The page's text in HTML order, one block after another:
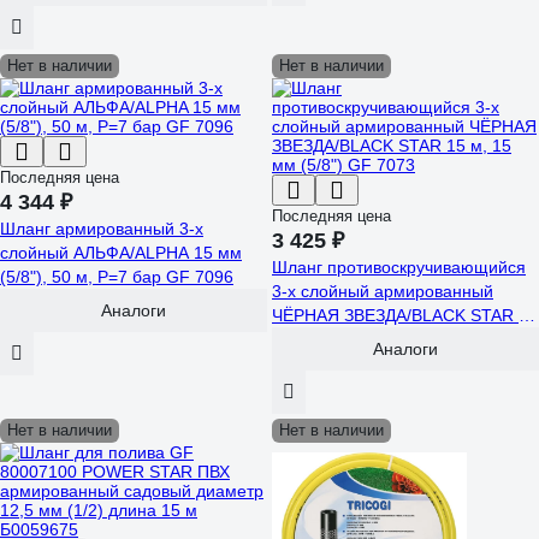
Нет в наличии
Последняя цена
4 344 ₽
Шланг армированный 3-х
слойный АЛЬФА/ALPHA 15 мм
(5/8"), 50 м, Р=7 бар GF 7096
Аналоги
Нет в наличии
Последняя цена
3 425 ₽
Шланг противоскручивающийся
3-х слойный армированный
ЧЁРНАЯ ЗВЕЗДА/BLACK STAR 15
м, 15 мм (5/8") GF 7073
Аналоги
Нет в наличии Нет в наличии